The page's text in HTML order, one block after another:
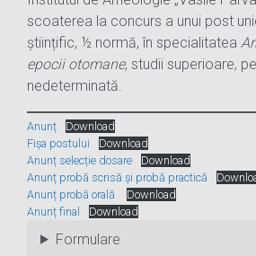
scoaterea la concurs a unui post
științific, ½ normă, în specialitatea
epocii otomane, studii superioare,
nedeterminată.
Anunț
Download
Fișa postului
Download
Anunț selecție dosare
Download
Anunț probă scrisă și probă practică
Anunț probă orală
Download
Anunț final
Download
Formulare